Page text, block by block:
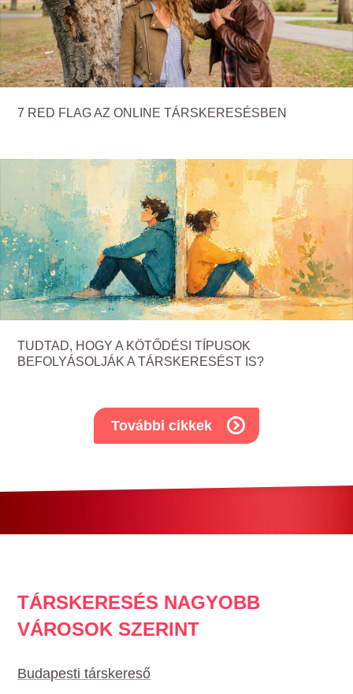
7 RED FLAG AZ ONLINE TÁRSKERESÉSBEN
TUDTAD, HOGY A KÖTŐDÉSI TÍPUSOK
BEFOLYÁSOLJÁK A TÁRSKERESÉST IS?
További cikkek
TÁRSKERESÉS NAGYOBB
VÁROSOK SZERINT
Budapesti társkereső